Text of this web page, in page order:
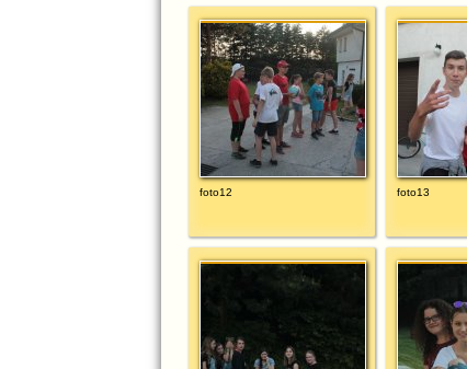
foto12 foto13